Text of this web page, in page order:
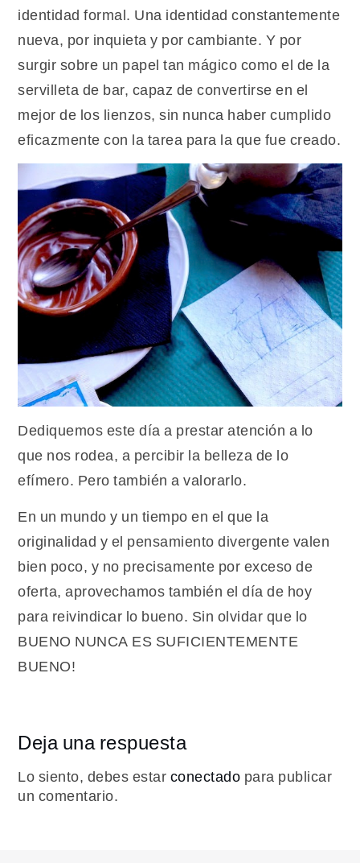
identidad formal. Una identidad constantemente
nueva, por inquieta y por cambiante. Y por
surgir sobre un papel tan mágico como el de la
servilleta de bar, capaz de convertirse en el
mejor de los lienzos, sin nunca haber cumplido
eficazmente con la tarea para la que fue creado.
Dediquemos este día a prestar atención a lo
que nos rodea, a percibir la belleza de lo
efímero. Pero también a valorarlo.
En un mundo y un tiempo en el que la
originalidad y el pensamiento divergente valen
bien poco, y no precisamente por exceso de
oferta, aprovechamos también el día de hoy
para reivindicar lo bueno. Sin olvidar que lo
BUENO NUNCA ES SUFICIENTEMENTE
BUENO!
Deja una respuesta
Lo siento, debes estar conectado para publicar
un comentario.